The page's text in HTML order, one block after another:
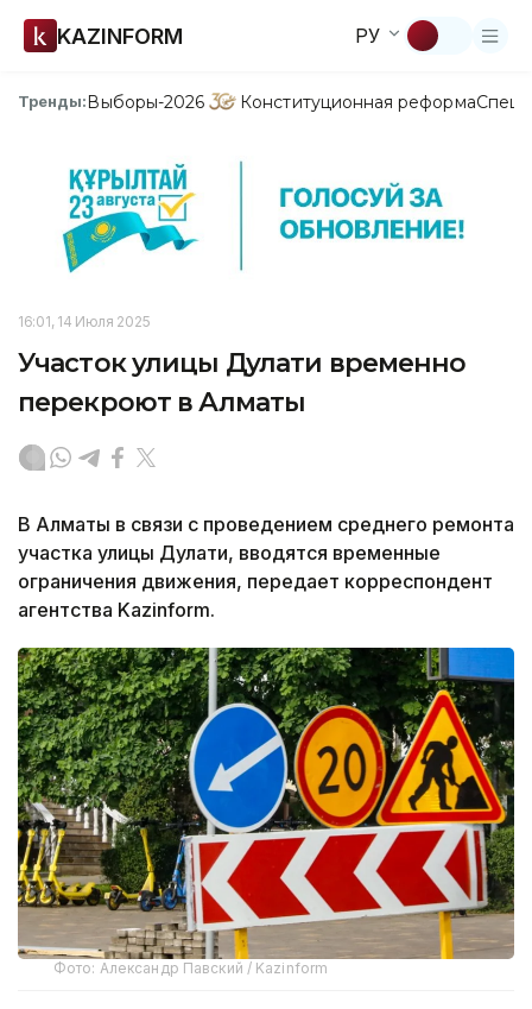
KAZINFORM РУ
Тренды:Выборы-2026 Конституционная реформа
16:01, 14 Июля 2025
Участок улицы Дулати временно
перекроют в Алматы
В Алматы в связи с проведением среднего ремонта
участка улицы Дулати, вводятся временные
ограничения движения, передает корреспондент
агентства Kazinform.
Фото: Александр Павский / Kazinform